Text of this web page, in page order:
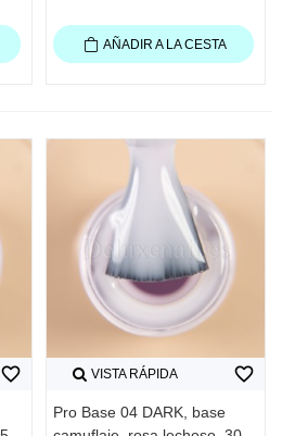
AÑADIR A LA CESTA
favorite_border VISTA RÁPIDA
Pro Base 04 DARK, base
favorite_border